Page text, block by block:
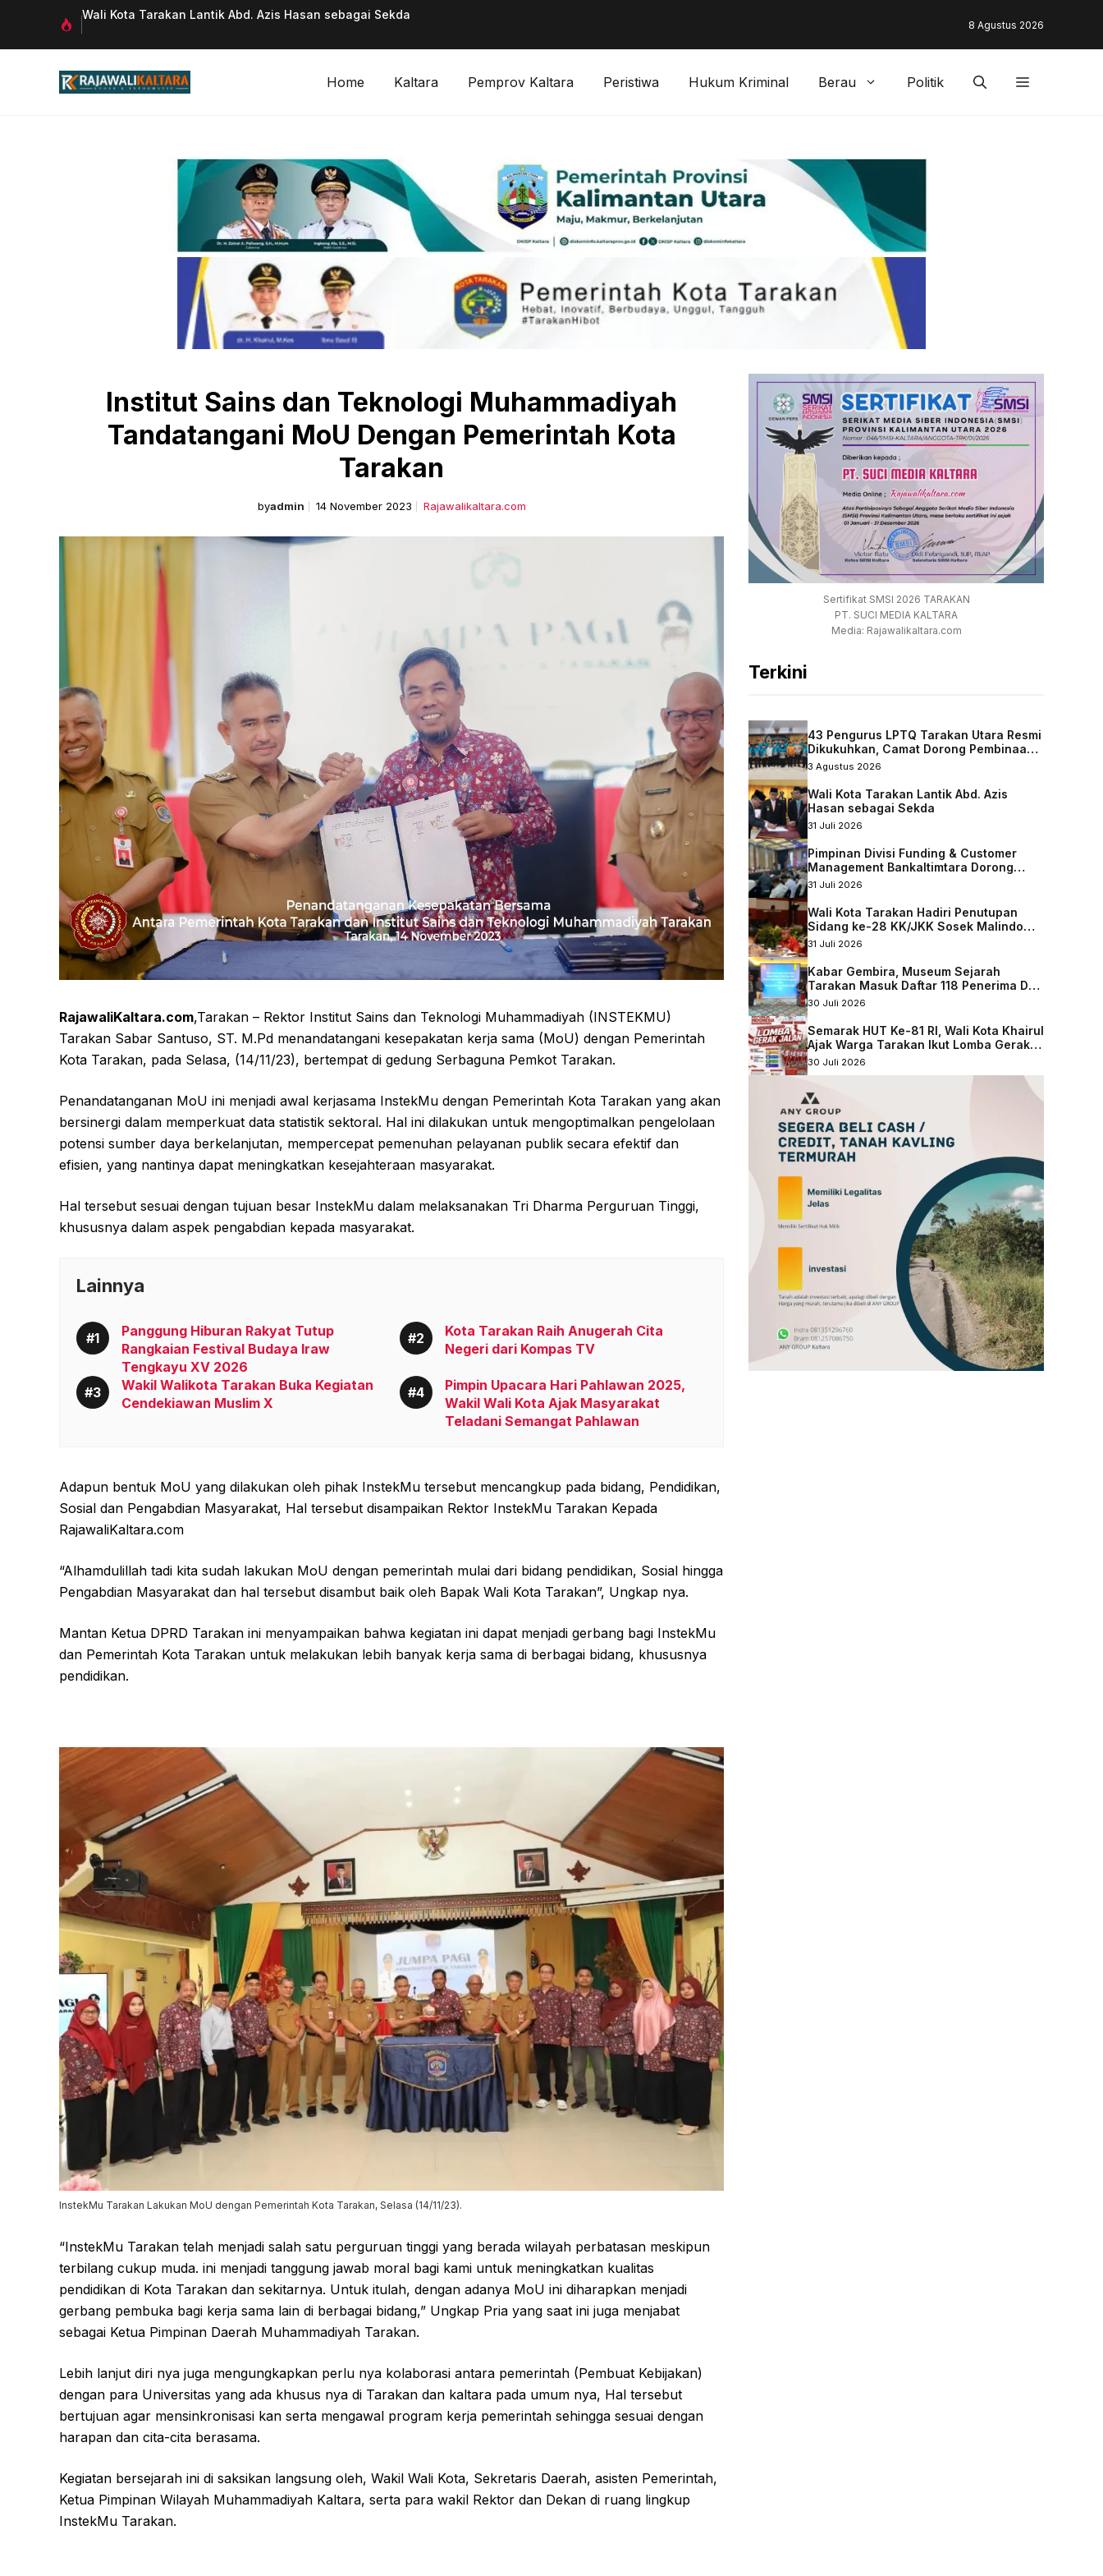
isi
Wali Kota Tarakan Lantik Abd. Azis Hasan sebagai Sekda
8 Agustus 2026
Home Kaltara Pemprov Kaltara Peristiwa Hukum Kriminal Berau Politik
Institut Sains dan Teknologi Muhammadiyah
Tandatangani MoU Dengan Pemerintah Kota
Tarakan
byadmin 14 November 2023 Rajawalikaltara.com
RajawaliKaltara.com,Tarakan – Rektor Institut Sains dan Teknologi Muhammadiyah (INSTEKMU)
Tarakan Sabar Santuso, ST. M.Pd menandatangani kesepakatan kerja sama (MoU) dengan Pemerintah
Kota Tarakan, pada Selasa, (14/11/23), bertempat di gedung Serbaguna Pemkot Tarakan.
Penandatanganan MoU ini menjadi awal kerjasama InstekMu dengan Pemerintah Kota Tarakan yang akan
bersinergi dalam memperkuat data statistik sektoral. Hal ini dilakukan untuk mengoptimalkan pengelolaan
potensi sumber daya berkelanjutan, mempercepat pemenuhan pelayanan publik secara efektif dan
efisien, yang nantinya dapat meningkatkan kesejahteraan masyarakat.
Hal tersebut sesuai dengan tujuan besar InstekMu dalam melaksanakan Tri Dharma Perguruan Tinggi,
khususnya dalam aspek pengabdian kepada masyarakat.
Lainnya
Panggung Hiburan Rakyat Tutup
Rangkaian Festival Budaya Iraw
Tengkayu XV 2026
Kota Tarakan Raih Anugerah Cita
Negeri dari Kompas TV
Wakil Walikota Tarakan Buka Kegiatan
Cendekiawan Muslim X
Pimpin Upacara Hari Pahlawan 2025,
Wakil Wali Kota Ajak Masyarakat
Teladani Semangat Pahlawan
Adapun bentuk MoU yang dilakukan oleh pihak InstekMu tersebut mencangkup pada bidang, Pendidikan,
Sosial dan Pengabdian Masyarakat, Hal tersebut disampaikan Rektor InstekMu Tarakan Kepada
RajawaliKaltara.com
“Alhamdulillah tadi kita sudah lakukan MoU dengan pemerintah mulai dari bidang pendidikan, Sosial hingga
Pengabdian Masyarakat dan hal tersebut disambut baik oleh Bapak Wali Kota Tarakan”, Ungkap nya.
Mantan Ketua DPRD Tarakan ini menyampaikan bahwa kegiatan ini dapat menjadi gerbang bagi InstekMu
dan Pemerintah Kota Tarakan untuk melakukan lebih banyak kerja sama di berbagai bidang, khususnya
pendidikan.
InstekMu Tarakan Lakukan MoU dengan Pemerintah Kota Tarakan, Selasa (14/11/23).
“InstekMu Tarakan telah menjadi salah satu perguruan tinggi yang berada wilayah perbatasan meskipun
terbilang cukup muda. ini menjadi tanggung jawab moral bagi kami untuk meningkatkan kualitas
pendidikan di Kota Tarakan dan sekitarnya. Untuk itulah, dengan adanya MoU ini diharapkan menjadi
gerbang pembuka bagi kerja sama lain di berbagai bidang,” Ungkap Pria yang saat ini juga menjabat
sebagai Ketua Pimpinan Daerah Muhammadiyah Tarakan.
Lebih lanjut diri nya juga mengungkapkan perlu nya kolaborasi antara pemerintah (Pembuat Kebijakan)
dengan para Universitas yang ada khusus nya di Tarakan dan kaltara pada umum nya, Hal tersebut
bertujuan agar mensinkronisasi kan serta mengawal program kerja pemerintah sehingga sesuai dengan
harapan dan cita-cita berasama.
Kegiatan bersejarah ini di saksikan langsung oleh, Wakil Wali Kota, Sekretaris Daerah, asisten Pemerintah,
Ketua Pimpinan Wilayah Muhammadiyah Kaltara, serta para wakil Rektor dan Dekan di ruang lingkup
InstekMu Tarakan.
Sertifikat SMSI 2026 TARAKAN
PT. SUCI MEDIA KALTARA
Media: Rajawalikaltara.com
Terkini
43 Pengurus LPTQ Tarakan Utara Resmi
Dikukuhkan, Camat Dorong Pembinaan
Qurani Berkelanjutan
3 Agustus 2026
Wali Kota Tarakan Lantik Abd. Azis
Hasan sebagai Sekda
31 Juli 2026
Pimpinan Divisi Funding & Customer
Management Bankaltimtara Dorong
Percepatan Digitalisasi Keuangan di
31 Juli 2026
Wali Kota Tarakan Hadiri Penutupan
Sidang ke-28 KK/JKK Sosek Malindo
Tingkat Kaltara–Sabah
31 Juli 2026
Kabar Gembira, Museum Sejarah
Tarakan Masuk Daftar 118 Penerima DAK
Nonfisik 2027
30 Juli 2026
Semarak HUT Ke-81 RI, Wali Kota Khairul
Ajak Warga Tarakan Ikut Lomba Gerak
Jalan
30 Juli 2026